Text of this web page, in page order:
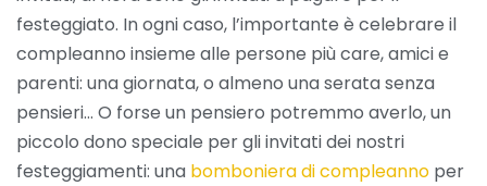
festeggiato. In ogni caso, l’importante è celebrare il
compleanno insieme alle persone più care, amici e
parenti: una giornata, o almeno una serata senza
pensieri… O forse un pensiero potremmo averlo, un
piccolo dono speciale per gli invitati dei nostri
festeggiamenti: una bomboniera di compleanno per